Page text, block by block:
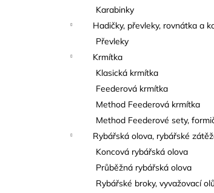
Karabinky
Hadičky, převleky, rovnátka a
Převleky
Krmítka
Klasická krmítka
Feederová krmítka
Method Feederová krmítka
Method Feederové sety,
Rybářská olova, rybářské
Koncová rybářská olova
Průběžná rybářská olova
Rybářské broky, vyvažovací